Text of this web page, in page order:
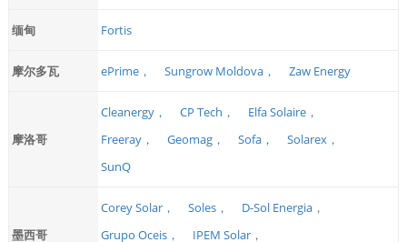
缅甸 Fortis
摩尔多瓦 ePrime， Sungrow Moldova， Zaw Energy
摩洛哥
Cleanergy， CP Tech，
Elfa Solaire，
Freeray，
Geomag， Sofa，
Solarex，
SunQ
墨西哥
Corey Solar， Soles，
D-Sol Energia，
Grupo Oceis，
IPEM Solar，